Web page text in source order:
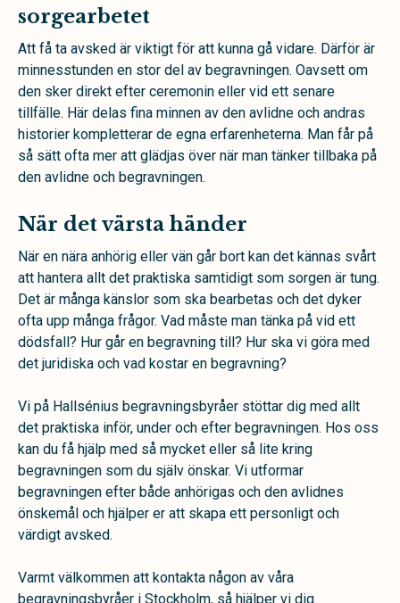
sorgearbetet
Att få ta avsked är viktigt för att kunna gå vidare. Därför är
minnesstunden en stor del av begravningen. Oavsett om
den sker direkt efter ceremonin eller vid ett senare
tillfälle. Här delas fina minnen av den avlidne och andras
historier kompletterar de egna erfarenheterna. Man får på
så sätt ofta mer att glädjas över när man tänker tillbaka på
den avlidne och begravningen.
När det värsta händer
När en nära anhörig eller vän går bort kan det kännas svårt
att hantera allt det praktiska samtidigt som sorgen är tung.
Det är många känslor som ska bearbetas och det dyker
ofta upp många frågor. Vad måste man tänka på vid ett
dödsfall? Hur går en begravning till? Hur ska vi göra med
det juridiska och vad kostar en begravning?
Vi på Hallsénius begravningsbyråer stöttar dig med allt
det praktiska inför, under och efter begravningen. Hos oss
kan du få hjälp med så mycket eller så lite kring
begravningen som du själv önskar. Vi utformar
begravningen efter både anhörigas och den avlidnes
önskemål och hjälper er att skapa ett personligt och
värdigt avsked.
Varmt välkommen att kontakta någon av våra
begravningsbyråer i Stockholm, så hjälper vi dig.